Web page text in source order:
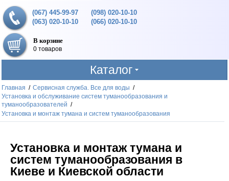
(067) 445-99-97
(063) 020-10-10
(098) 020-10-10
(066) 020-10-10
В корзине
0 товаров
Каталог
Главная / Сервисная служба. Все для воды /
Установка и обслуживание систем туманообразования и
туманообразователей /
Установка и монтаж тумана и систем туманообразования
Установка и монтаж тумана и
систем туманообразования в
Киеве и Киевской области